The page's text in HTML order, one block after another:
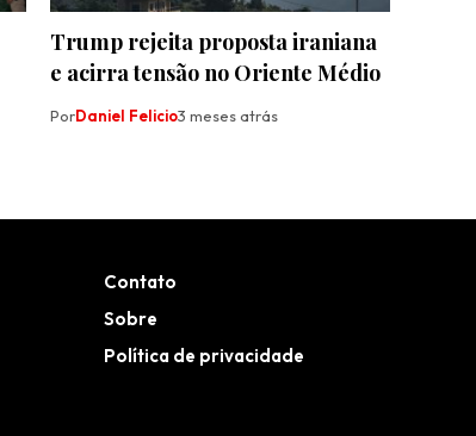
Trump rejeita proposta iraniana
e acirra tensão no Oriente Médio
PorDaniel Felicio3 meses atrás
Contato
Sobre
Política de privacidade